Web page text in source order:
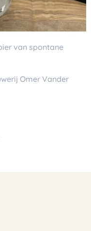
van spontane
Omer Vander